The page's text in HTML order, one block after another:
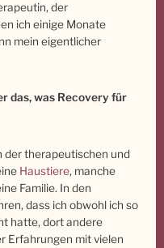
der
ich einige Monate
mein eigentlicher
das, was Recovery für
der therapeutischen und
Haustiere, manche
Familie. In den
dass ich obwohl ich so
hatte, dort andere
Erfahrungen mit vielen